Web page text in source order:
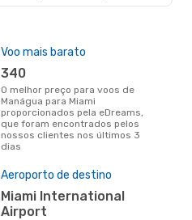
Voo mais barato
340
O melhor preço para voos de
Manágua para Miami
proporcionados pela eDreams,
que foram encontrados pelos
nossos clientes nos últimos 3
dias
Aeroporto de destino
Miami International
Airport